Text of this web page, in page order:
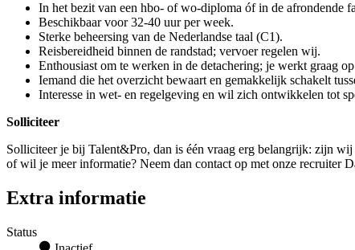
In het bezit van een hbo- of wo-diploma óf in de afrondende
Beschikbaar voor 32-40 uur per week.
Sterke beheersing van de Nederlandse taal (C1).
Reisbereidheid binnen de randstad; vervoer regelen wij.
Enthousiast om te werken in de detachering; je werkt graag
Iemand die het overzicht bewaart en gemakkelijk schakelt
Interesse in wet- en regelgeving en wil zich ontwikkelen tot
Solliciteer
Solliciteer je bij Talent&Pro, dan is één vraag erg belangrijk: zijn
of wil je meer informatie? Neem dan contact op met onze recruiter
Extra informatie
Status